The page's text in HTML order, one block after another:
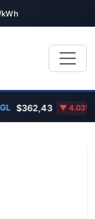
$362,43 4.03%